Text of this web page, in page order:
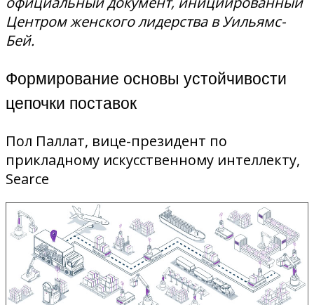
Центром женского лидерства в Уильямс-
Бей.
Формирование основы устойчивости
цепочки поставок
Пол Паллат, вице-президент по
прикладному искусственному интеллекту,
Searce